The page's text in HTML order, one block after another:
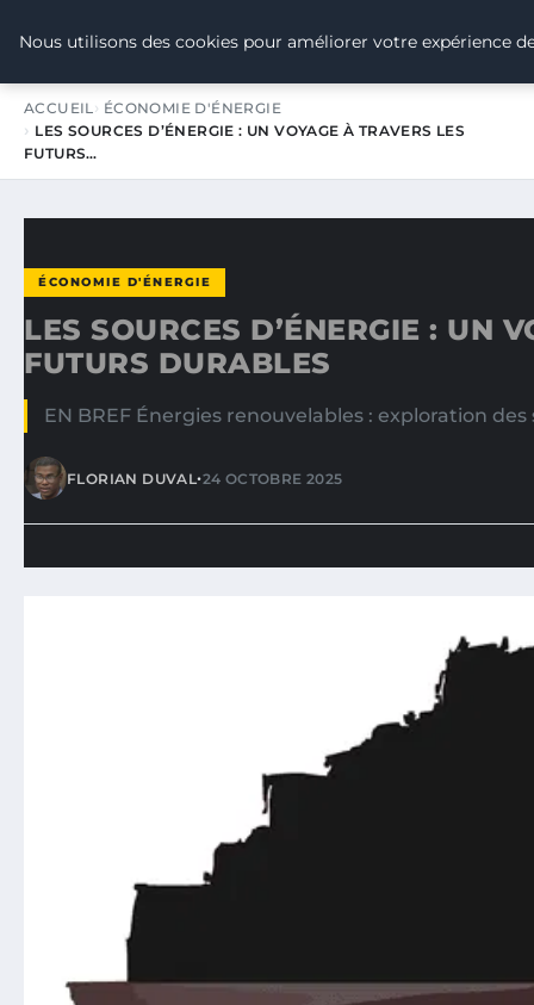
TOUR DE FRANCE POUR LE
ACCUEIL
ÉCONOMIE D'ÉNERGIE
LES SOURCES D’ÉNERGIE : UN VOYAGE À TRAVERS LES
FUTURS…
ÉCONOMIE D'ÉNERGIE
LES SOURCES D’ÉNERGIE : UN
FUTURS DURABLES
EN BREF Énergies renouvelables : exploration
FLORIAN DUVAL•24 OCTOBRE 2025
Nous utilisons des cookies pour améliorer votre expérience